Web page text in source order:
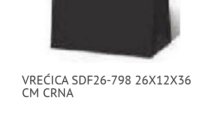
VREĆICA SDF26-798 26X12X36
CM CRNA